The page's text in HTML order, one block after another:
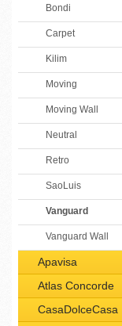
Bondi
Carpet
Kilim
Moving
Moving Wall
Neutral
Retro
SaoLuis
Vanguard
Vanguard Wall
Apavisa
Atlas Concorde
CasaDolceCasa